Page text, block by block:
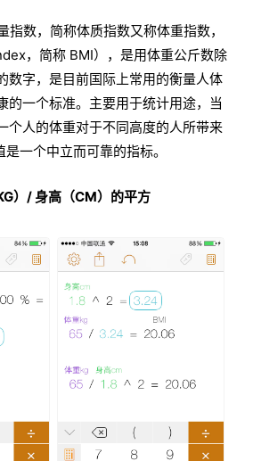
指数，简称体质指数又称体重指数，
，简称 BMI），是用体重公斤数除
数字，是目前国际上常用的衡量人体
的一个标准。主要用于统计用途，当
个人的体重对于不同高度的人所带来
一个中立而可靠的指标。
）/ 身高（CM）的平方